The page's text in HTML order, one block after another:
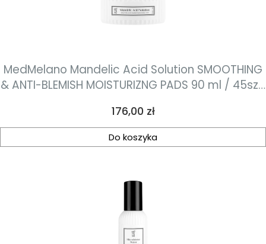
MedMelano Mandelic Acid Solution SMOOTHING
& ANTI-BLEMISH MOISTURIZNG PADS 90 ml / 45szt.
migdałowym
Cena
176,00 zł
Do koszyka